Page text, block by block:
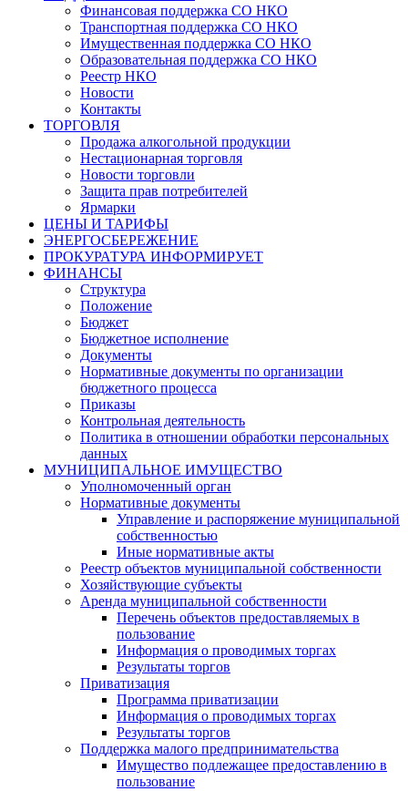
Финансовая поддержка СО НКО
Транспортная поддержка СО НКО
Имущественная поддержка СО НКО
Образовательная поддержка СО НКО
Реестр НКО
Новости
Контакты
ТОРГОВЛЯ
Продажа алкогольной продукции
Нестационарная торговля
Новости торговли
Защита прав потребителей
Ярмарки
ЦЕНЫ И ТАРИФЫ
ЭНЕРГОСБЕРЕЖЕНИЕ
ПРОКУРАТУРА ИНФОРМИРУЕТ
ФИНАНСЫ
Структура
Положение
Бюджет
Бюджетное исполнение
Документы
Нормативные документы по организации
бюджетного процесса
Приказы
Контрольная деятельность
Политика в отношении обработки персональных
данных
МУНИЦИПАЛЬНОЕ ИМУЩЕСТВО
Уполномоченный орган
Нормативные документы
Управление и распоряжение муниципальной
собственностью
Иные нормативные акты
Реестр объектов муниципальной собственности
Хозяйствующие субъекты
Аренда муниципальной собственности
Перечень объектов предоставляемых в
пользование
Информация о проводимых торгах
Результаты торгов
Приватизация
Программа приватизации
Информация о проводимых торгах
Результаты торгов
Поддержка малого предпринимательства
Имущество подлежащее предоставлению в
пользование